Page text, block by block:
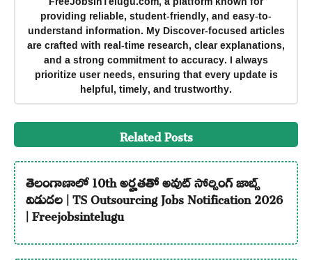
providing reliable, student-friendly, and easy-to-
understand information. My Discover-focused articles
are crafted with real-time research, clear explanations,
and a strong commitment to accuracy. I always
prioritize user needs, ensuring that every update is
helpful, timely, and trustworthy.
Related Posts
తెలంగాణాలో 10th అర్హతతో అవుట్ సోర్సింగ్ జాబ్స్
విడుదల | TS Outsourcing Jobs Notification 2026
| Freejobsintelugu